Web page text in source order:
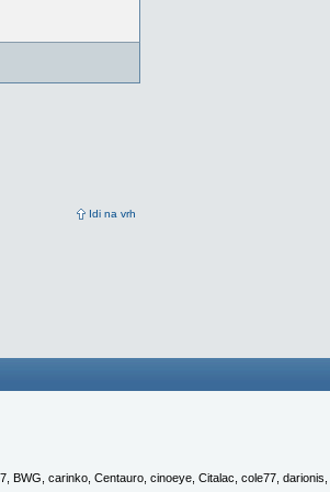
Idi na vrh
BWG carinko Centauro cinoeye Citalac cole77 darionis